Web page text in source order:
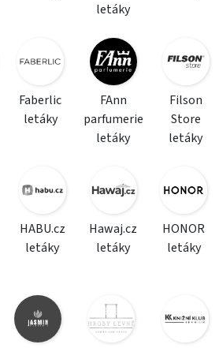
letáky
Faberlic
letáky
FAnn
parfumerie
letáky
Filson
Store
letáky
HABU.cz
letáky
Hawaj.cz
letáky
HONOR
letáky